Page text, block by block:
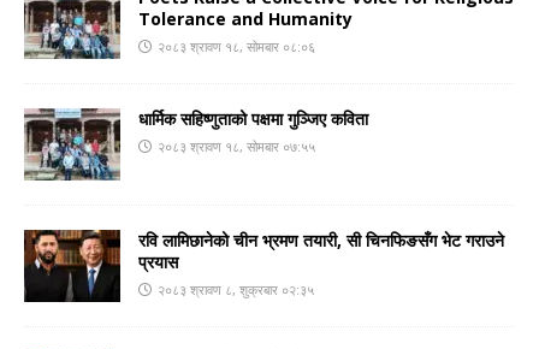
Tolerance and Humanity
२०८३ श्रावण १८, सोमबार ०८:०६
धार्मिक सहिष्णुताको पक्षमा गुञ्जिए कविता
२०८३ श्रावण १८, सोमबार ०७:५५
रवि लामिछानेको चीन भ्रमण तयारी, सी चिनफिङसँग भेट गराउने
प्रयास
२०८३ श्रावण ८, शुक्रबार ०२:३५